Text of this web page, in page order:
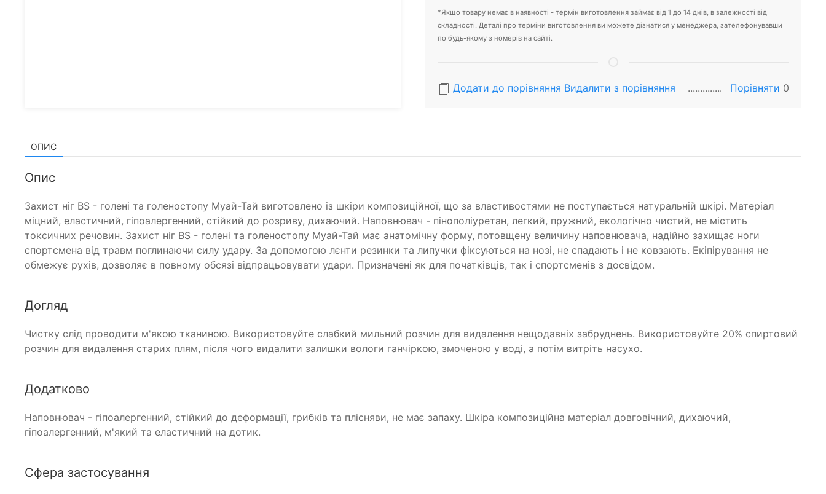
*Якщо товару немає в наявності - термін виготовлення займає від 1 до 14 днів, в залежності від
складності. Деталі про терміни виготовлення ви можете дізнатися у менеджера, зателефонувавши
по будь-якому з номерів на сайті.
Додати до порівняння Видалити з порiвняння Порівняти 0
ОПИС
Опис
Захист ніг BS - голені та голеностопу Муай-Тай виготовлено із шкіри композиційної, що за властивостями не поступається натуральній шкірі. Матеріал
міцний, еластичний, гіпоалергенний, стійкий до розриву, дихаючий. Наповнювач - пінополіуретан, легкий, пружний, екологічно чистий, не містить
токсичних речовин. Захист ніг BS - голені та голеностопу Муай-Тай має анатомічну форму, потовщену величину наповнювача, надійно захищає ноги
спортсмена від травм поглинаючи силу удару. За допомогою лєнти резинки та липучки фіксуються на нозі, не спадають і не ковзають. Екіпірування не
обмежує рухів, дозволяє в повному обсязі відпрацьовувати удари. Призначені як для початківців, так і спортсменів з досвідом.
Догляд
Чистку слід проводити м'якою тканиною. Використовуйте слабкий мильний розчин для видалення нещодавніх забруднень. Використовуйте 20% спиртовий
розчин для видалення старих плям, після чого видалити залишки вологи ганчіркою, змоченою у воді, а потім витріть насухо.
Додатково
Наповнювач - гіпоалергенний, стійкий до деформації, грибків та плісняви, не має запаху. Шкіра композиційна матеріал довговічний, дихаючий,
гіпоалергенний, м'який та еластичний на дотик.
Сфера застосування